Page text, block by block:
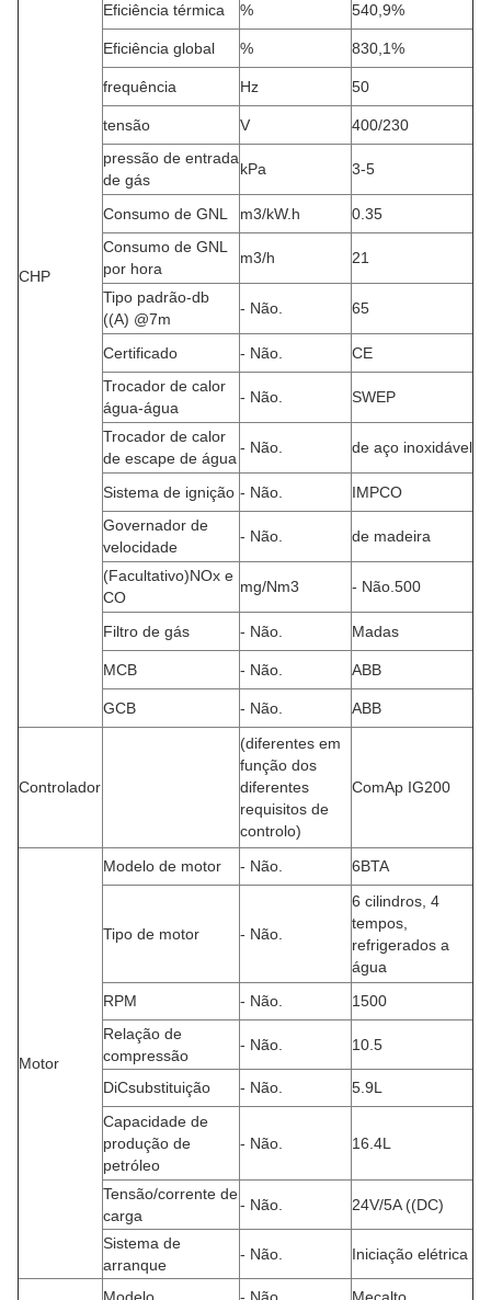
CHP
Eficiência térmica % 540,9%
Eficiência global % 830,1%
frequência Hz 50
tensão V
400/230
pressão de entrada
de gás
kPa 3-5
Consumo de GNL m3/kW.h
0.35
Consumo de GNL
por hora
m3/h 21
Tipo padrão-db
((A) @7m
- Não. 65
Certificado - Não.
CE
Trocador de calor
água-água
- Não. SWEP
Trocador de calor
de escape de água
- Não. de aço inoxidável
Sistema de ignição - Não.
IMPCO
Governador de
velocidade
- Não. de madeira
(Facultativo)NOx e
CO
mg/Nm3 - Não. 500
Filtro de gás - Não. Madas
MCB - Não. ABB
GCB - Não. ABB
Controlador
(diferentes em
função dos
diferentes
requisitos de
controlo)
ComAp IG200
Motor
Modelo de motor - Não. 6BTA
Tipo de motor - Não.
6 cilindros, 4
tempos,
refrigerados a
água
RPM
- Não.
1500
Relação de
compressão
- Não. 10.5
DiCsubstituição - Não.
5.9L
Capacidade de
produção de
petróleo
- Não. 16.4L
Tensão/corrente de
carga
- Não. 24V/5A ((DC)
Sistema de
arranque
- Não. Iniciação elétrica